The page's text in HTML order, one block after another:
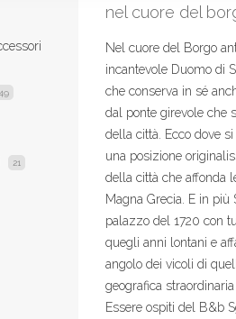
21
nel cuore del
Nel cuore del Borgo
incantevole Duomo di
che conserva in sé
dal ponte girevole che
della città. Ecco dove
una posizione
della città che affonda
Magna Grecia. E in
palazzo del 1720 con
quegli anni lontani e
angolo dei vicoli di
geografica
Essere ospiti del B&b